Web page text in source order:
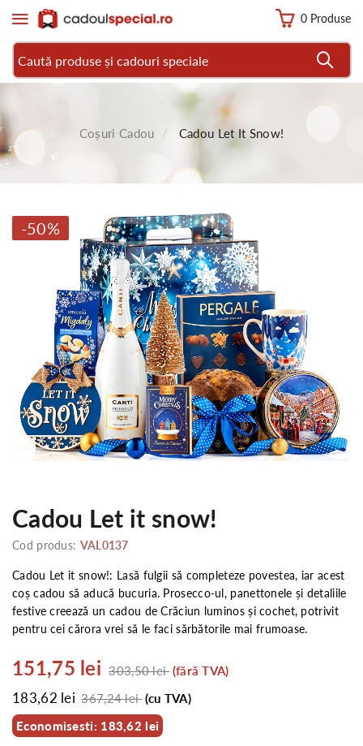
0 Produse
Coșuri Cadou Cadou Let It Snow!
-50%
Cadou Let it snow!
Cod produs: VAL0137
Cadou Let it snow!: Lasă fulgii să completeze povestea, iar acest
coș cadou să aducă bucuria. Prosecco-ul, panettonele și detaliile
festive creează un cadou de Crăciun luminos și cochet, potrivit
pentru cei cărora vrei să le faci sărbătorile mai frumoase.
151,75 lei 303,50 lei(fără TVA)
183,62 lei 367,24 lei(cu TVA)
Economisesti: 183,62 lei